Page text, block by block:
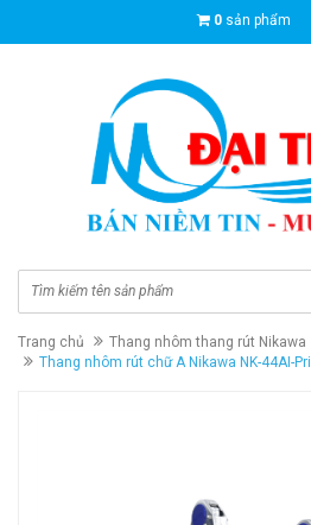
0 sản phẩm
Trang chủ
Thang nhôm thang rút Nikawa
Thang nhôm rút chữ A Nikawa NK-44AI-Pri